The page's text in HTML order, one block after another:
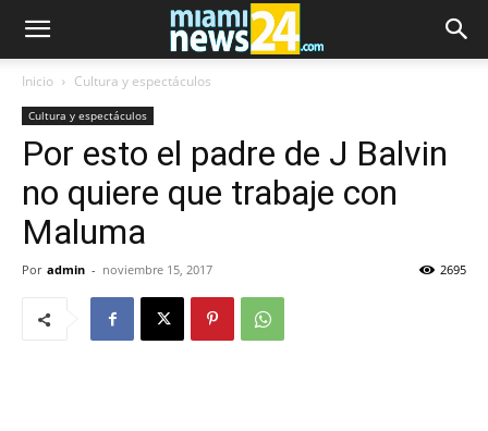
Inicio Cultura y espectáculos
Cultura y espectáculos
Por esto el padre de J Balvin
no quiere que trabaje con
Maluma
Por admin - noviembre 15, 2017 2695